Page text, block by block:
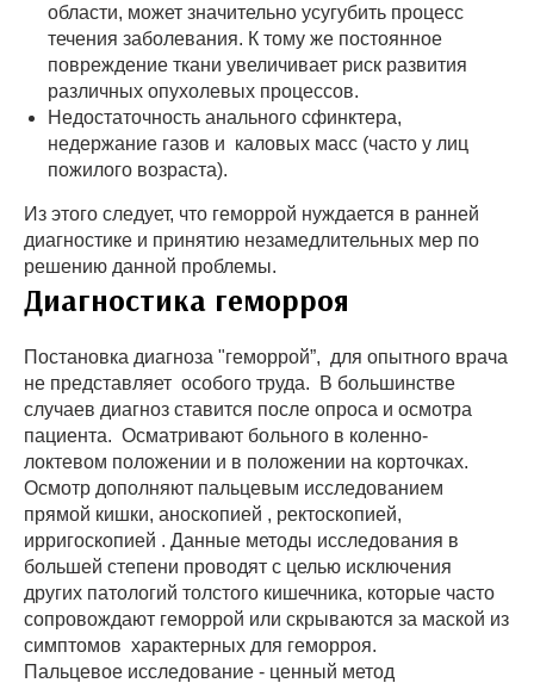
области, может значительно усугубить процесс
течения заболевания. К тому же постоянное
повреждение ткани увеличивает риск развития
различных опухолевых процессов.
Недостаточность анального сфинктера,
недержание газов и каловых масс (часто у лиц
пожилого возраста).
Из этого следует, что геморрой нуждается в ранней
диагностике и принятию незамедлительных мер по
решению данной проблемы.
Диагностика геморроя
Постановка диагноза "геморрой”, для опытного врача
не представляет особого труда. В большинстве
случаев диагноз ставится после опроса и осмотра
пациента. Осматривают больного в коленно-
локтевом положении и в положении на корточках.
Осмотр дополняют пальцевым исследованием
прямой кишки, аноскопией , ректоскопией,
ирригоскопией . Данные методы исследования в
большей степени проводят с целью исключения
других патологий толстого кишечника, которые часто
сопровождают геморрой или скрываются за маской из
симптомов характерных для геморроя.
Пальцевое исследование - ценный метод